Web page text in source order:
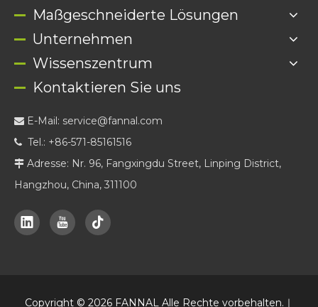
Maßgeschneiderte Lösungen
Unternehmen
Wissenszentrum
Kontaktieren Sie uns
 E-Mail: service@fannal.com
 Tel.: +86-571-85161516
 Adresse: Nr. 96, Fangxingdu Street, Linping District,
Hangzhou, China, 311100
Copyright © 2026FANNAL Alle Rechte vorbehalten.｜